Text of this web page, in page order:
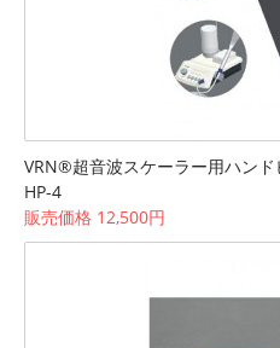
VRN®超音波スケーラー用ハンド
HP-4
販売価格 12,500円